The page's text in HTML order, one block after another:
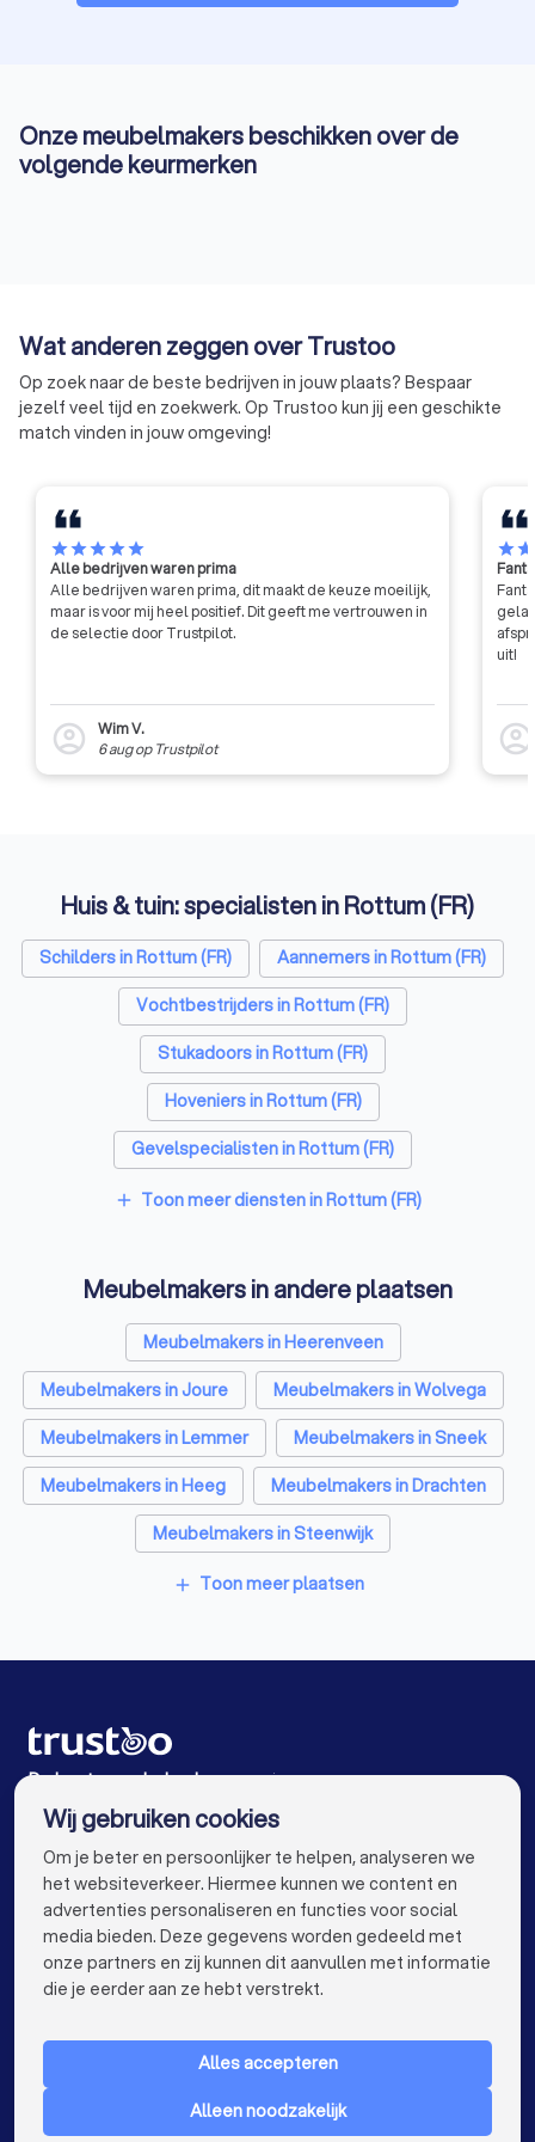
Onze meubelmakers beschikken over de
volgende keurmerken
Wat anderen zeggen over Trustoo
Op zoek naar de beste bedrijven in jouw plaats? Bespaar
jezelf veel tijd en zoekwerk. Op Trustoo kun jij een geschikte
match vinden in jouw omgeving!
starstarstarstarstar
Alle bedrijven waren prima
Alle bedrijven waren prima, dit maakt de keuze moeilijk,
maar is voor mij heel positief. Dit geeft me vertrouwen in
de selectie door Trustpilot.
account_circle
Wim V.
6 augop Trustpilot
starstar
uit!
account_circle
Huis & tuin: specialisten in Rottum (FR)
Schilders in Rottum (FR)
Aannemers in Rottum (FR)
Vochtbestrijders in Rottum (FR)
Stukadoors in Rottum (FR)
Hoveniers in Rottum (FR)
Gevelspecialisten in Rottum (FR)
Vloerleggers in Rottum (FR)
Isolatiebedrijven in Rottum (FR)
Ongediertebestrijders in Rottum (FR)
Architecten in Rottum (FR)
Zonwering specialisten in Rottum (FR)
Badkamer installateurs in Rottum (FR)
Traprenovatie bedrijven in Rottum (FR)
Schoorsteenvegers in Rottum (FR)
Klusjesmannen in Rottum (FR)
add Toon meer diensten in Rottum (FR)
Meubelmakers in andere plaatsen
Meubelmakers in Heerenveen
Meubelmakers in Joure
Meubelmakers in Wolvega
Meubelmakers in Lemmer
Meubelmakers in Sneek
Meubelmakers in Heeg
Meubelmakers in Drachten
Meubelmakers in Steenwijk
Meubelmakers in Emmeloord
Meubelmakers in Den Haag
Meubelmakers in Utrecht
Meubelmakers in Eindhoven
Meubelmakers in Tilburg
Meubelmakers in Groningen
Meubelmakers in Nijmegen
Meubelmakers in Enschede
add Toon meer plaatsen
De beste meubelmakers voor jou
VOOR PARTICULIEREN keyboard_arrow_down
Wij gebruiken cookies
Om je beter en persoonlijker te helpen, analyseren we
het websiteverkeer. Hiermee kunnen we content en
advertenties personaliseren en functies voor social
media bieden. Deze gegevens worden gedeeld met
onze partners en zij kunnen dit aanvullen met informatie
die je eerder aan ze hebt verstrekt.
Alles accepteren
Alleen noodzakelijk